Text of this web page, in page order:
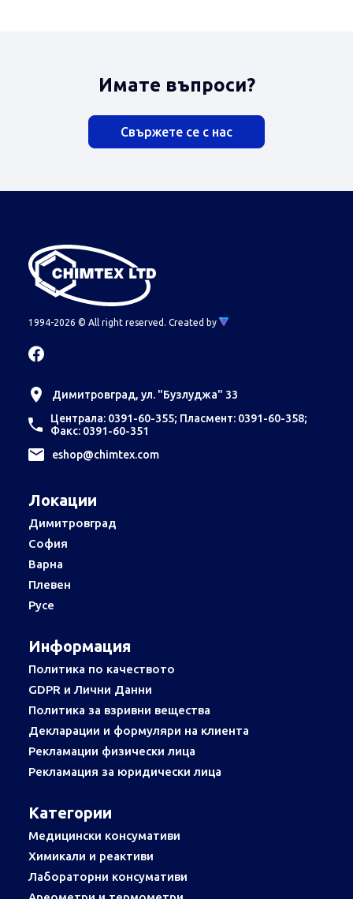
Имате въпроси?
Свържете се с нас
1994-2026 © All right reserved. Created by
Димитровград, ул. "Бузлуджа" 33
Централа: 0391-60-355; Пласмент: 0391-60-358;
Факс: 0391-60-351
еshop@chimtex.com
Локации
Димитровград
София
Варна
Плевен
Русе
Информация
Политика по качеството
GDPR и Лични Данни
Политика за взривни вещества
Декларации и формуляри на клиента
Рекламации физически лица
Рекламация за юридически лица
Категории
Медицински консумативи
Химикали и реактиви
Лабораторни консумативи